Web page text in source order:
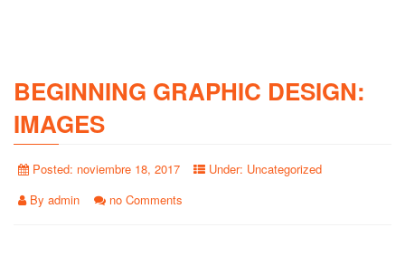
BEGINNING GRAPHIC DESIGN:
IMAGES
Posted: noviembre 18, 2017 Under: Uncategorized
By admin no Comments